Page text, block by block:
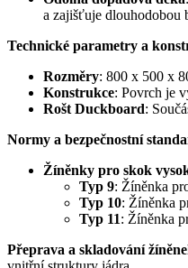
a zajišťuje dlouhodobou
Technické parametry a
Rozměry: 800 x 500 x
Konstrukce: Povrch je
Rošt Duckboard:
Normy a bezpečnostní
Žíněnky pro skok
Typ 9: Žíněnka
Typ 10: Žíněnka
Typ 11: Žíněnka
Přeprava a skladování